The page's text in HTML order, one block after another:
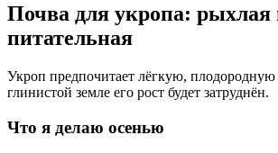
Почва для укропа: рыхлая
питательная
Укроп предпочитает лёгкую,
глинистой земле его рост будет затруднён.
Что я делаю осенью